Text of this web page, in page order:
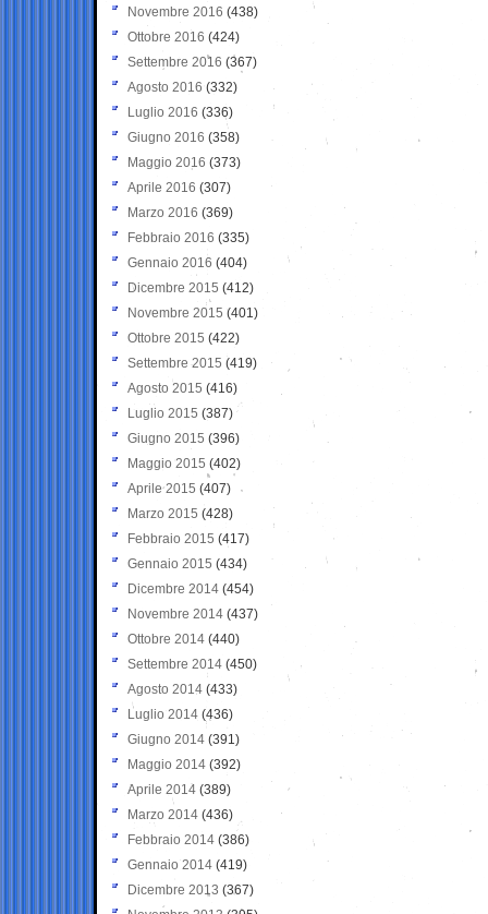
Novembre 2016 (438)
Ottobre 2016 (424)
Settembre 2016 (367)
Agosto 2016 (332)
Luglio 2016 (336)
Giugno 2016 (358)
Maggio 2016 (373)
Aprile 2016 (307)
Marzo 2016 (369)
Febbraio 2016 (335)
Gennaio 2016 (404)
Dicembre 2015 (412)
Novembre 2015 (401)
Ottobre 2015 (422)
Settembre 2015 (419)
Agosto 2015 (416)
Luglio 2015 (387)
Giugno 2015 (396)
Maggio 2015 (402)
Aprile 2015 (407)
Marzo 2015 (428)
Febbraio 2015 (417)
Gennaio 2015 (434)
Dicembre 2014 (454)
Novembre 2014 (437)
Ottobre 2014 (440)
Settembre 2014 (450)
Agosto 2014 (433)
Luglio 2014 (436)
Giugno 2014 (391)
Maggio 2014 (392)
Aprile 2014 (389)
Marzo 2014 (436)
Febbraio 2014 (386)
Gennaio 2014 (419)
Dicembre 2013 (367)